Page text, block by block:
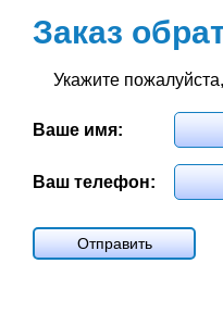
Заказ
Укажите
Ваше имя:
Ваш телефон: